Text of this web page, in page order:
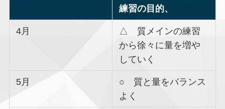
練習の目的、
4月
△ 質メインの練習
から徐々に量を増や
していく
5月
○ 質と量をバランス
よく